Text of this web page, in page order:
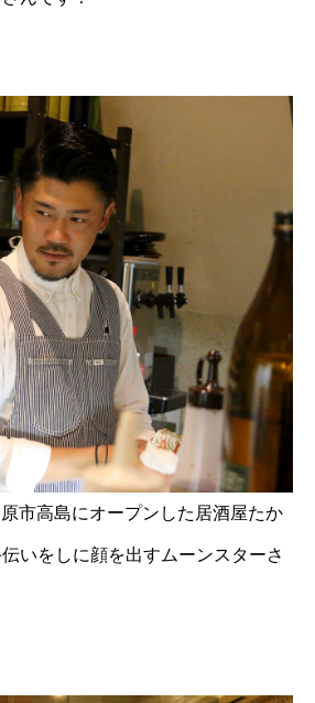
市高島にオープンした居酒屋たか
いをしに顔を出すムーンスターさ